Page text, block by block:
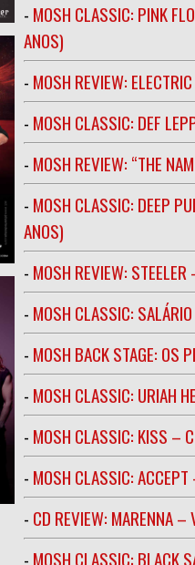
- MOSH CLASSIC: PINK
ANOS)
- MOSH REVIEW:
- MOSH CLASSIC: DEF
- MOSH REVIEW: “THE
- MOSH CLASSIC: DEEP
ANOS)
- MOSH REVIEW: STEELER
- MOSH CLASSIC:
- MOSH BACK STAGE: OS
- MOSH CLASSIC: URIAH
- MOSH CLASSIC: KISS –
- MOSH CLASSIC:
- CD REVIEW: MARENNA –
- MOSH CLASSIC: BLACK